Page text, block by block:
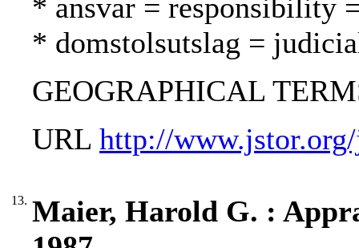
* ansvar = responsibility
* domstolsutslag =
GEOGRAPHICAL
URL http://
13. Maier, Harold G. :